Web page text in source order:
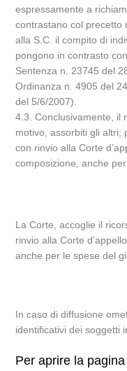
espressamente a
contrastano col precetto
alla S.C. il compito di
pongono in contrasto
Sentenza n. 23745 del
Ordinanza n. 4905 del
del 5/6/2007).
4.3. Conclusivamente, il
motivo, assorbiti gli altri;
con rinvio alla Corte
composizione, anche
La Corte, accoglie il
rinvio alla Corte
anche per le spese del
In caso di diffusione
identificativi dei soggetti
Per aprire la